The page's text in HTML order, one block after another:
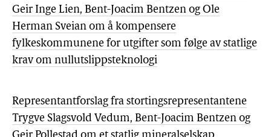
Geir Inge Lien, Bent-Joacim Bentzen og Ole
Herman Sveian om å kompensere
fylkeskommunene for utgifter som følge av statlige
krav om nullutslippsteknologi
Representantforslag fra stortingsrepresentantene
Trygve Slagsvold Vedum, Bent-Joacim Bentzen og